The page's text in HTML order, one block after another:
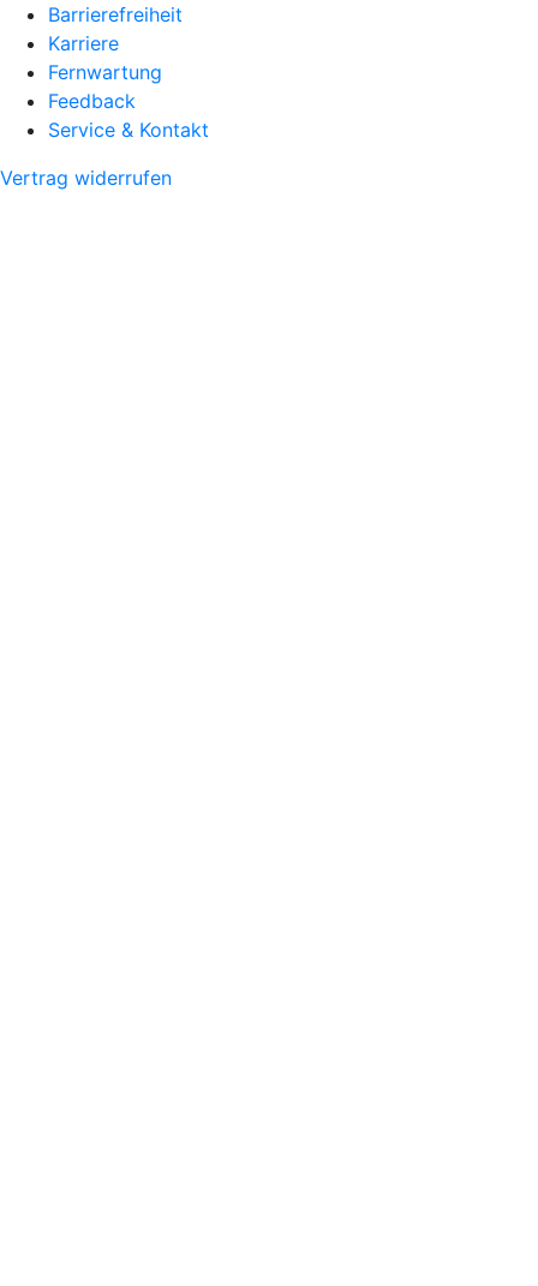
Barrierefreiheit
Karriere
Fernwartung
Feedback
Service & Kontakt
Vertrag widerrufen